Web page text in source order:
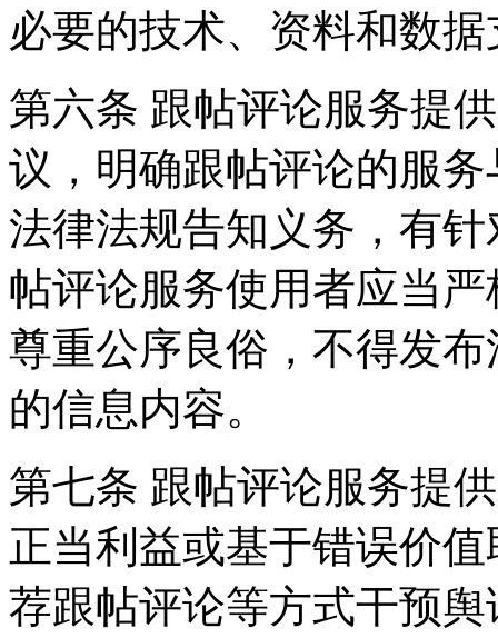
必要的技术、资料和数
第六条 跟帖评论服务提
议，明确跟帖评论的服
法律法规告知义务，有
帖评论服务使用者应当
尊重公序良俗，不得发
的信息内容。
第七条 跟帖评论服务提
正当利益或基于错误价
荐跟帖评论等方式干预